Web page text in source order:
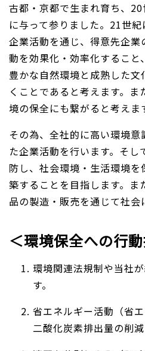
古都・京都で生まれ育ち、
に与って参りました。21世紀
企業活動を通じ、得意先企
動を効果化・効率化すること
豊かな自然環境と成熟した
くことであると考えます。
境の保全にも繋がると考えま
その為、全社的に高い環境意
た企業活動を行います。そ
防し、社会環境・生活環境
築することを目指します。ま
品の製造・販売を通じて社会
＜環境保全への行
環境関連法規制や当社
す。
省エネルギー活動（省
二酸化炭素排出量の削減